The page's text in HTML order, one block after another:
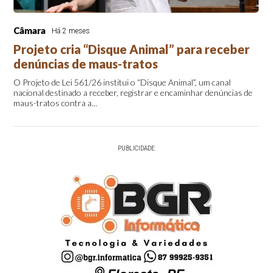
Câmara Há 2 meses
Projeto cria “Disque Animal” para receber
denúncias de maus-tratos
O Projeto de Lei 561/26 institui o “Disque Animal”, um canal
nacional destinado a receber, registrar e encaminhar denúncias de
maus-tratos contra a...
PUBLICIDADE